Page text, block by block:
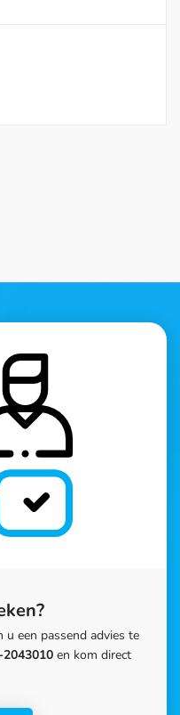
u een passend advies te
en kom direct